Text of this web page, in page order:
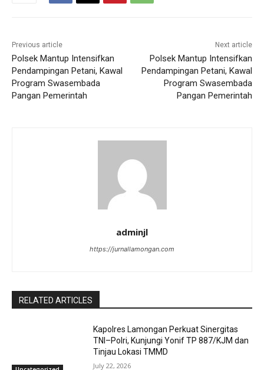
Previous article
Polsek Mantup Intensifkan
Pendampingan Petani, Kawal
Program Swasembada
Pangan Pemerintah
Next article
Polsek Mantup Intensifkan
Pendampingan Petani, Kawal
Program Swasembada
Pangan Pemerintah
adminjl
https://jurnallamongan.com
RELATED ARTICLES
Kapolres Lamongan Perkuat Sinergitas
TNI–Polri, Kunjungi Yonif TP 887/KJM dan
Tinjau Lokasi TMMD
July 22, 2026